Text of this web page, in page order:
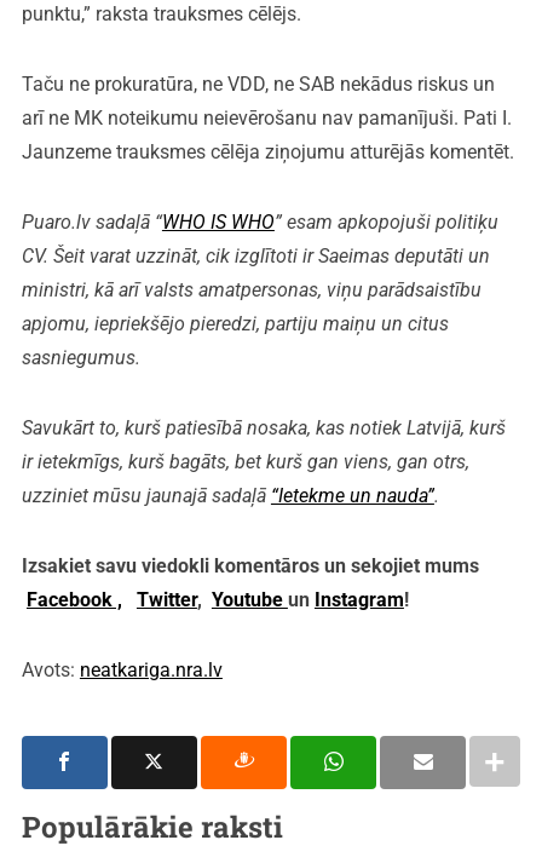
punktu,” raksta trauksmes cēlējs.
Taču ne prokuratūra, ne VDD, ne SAB nekādus riskus un
arī ne MK noteikumu neievērošanu nav pamanījuši. Pati I.
Jaunzeme trauksmes cēlēja ziņojumu atturējās komentēt.
Puaro.lv sadaļā “WHO IS WHO” esam apkopojuši politiķu
CV. Šeit varat uzzināt, cik izglītoti ir Saeimas deputāti un
ministri, kā arī valsts amatpersonas, viņu parādsaistību
apjomu, iepriekšējo pieredzi, partiju maiņu un citus
sasniegumus.
Savukārt to, kurš patiesībā nosaka, kas notiek Latvijā, kurš
ir ietekmīgs, kurš bagāts, bet kurš gan viens, gan otrs,
uzziniet mūsu jaunajā sadaļā “Ietekme un nauda”.
Izsakiet savu viedokli komentāros un sekojiet mums
Facebook ,
Twitter, Youtube un Instagram!
Avots: neatkariga.nra.lv
Populārākie raksti